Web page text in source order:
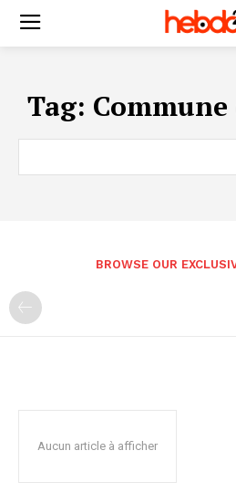
Tag: Commune
BROWSE OUR
Aucun article à afficher